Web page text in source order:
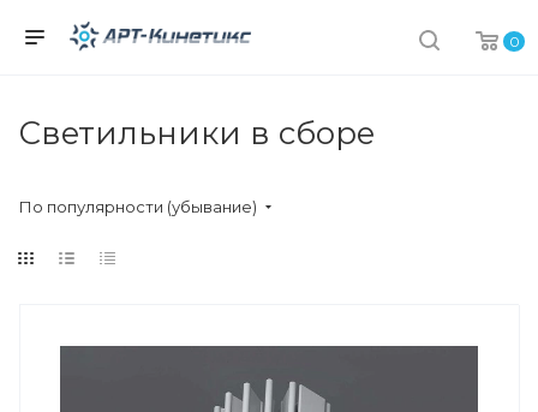
0
Светильники в сборе
По популярности (убывание)